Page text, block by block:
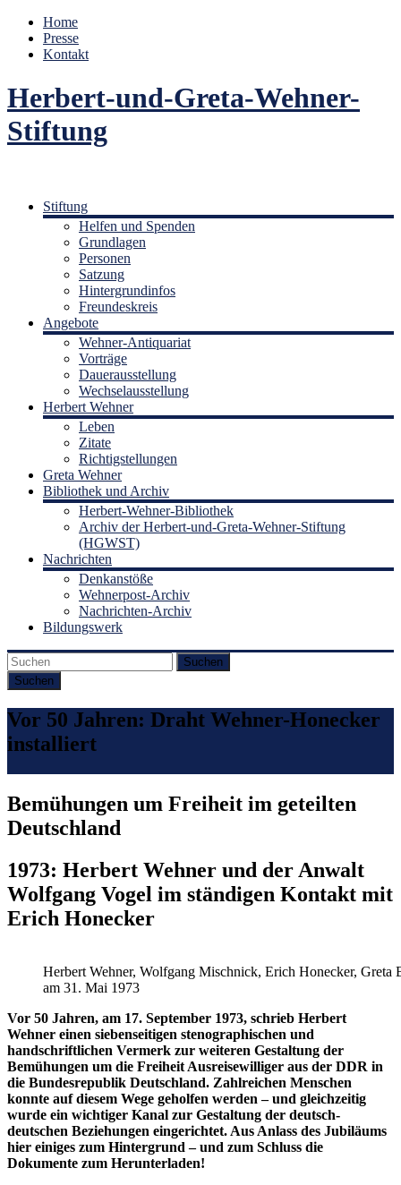
Home
Presse
Kontakt
Herbert-und-Greta-Wehner-
Stiftung
Stiftung
Helfen und Spenden
Grundlagen
Personen
Satzung
Hintergrundinfos
Freundeskreis
Angebote
Wehner-Antiquariat
Vorträge
Dauerausstellung
Wechselausstellung
Herbert Wehner
Leben
Zitate
Richtigstellungen
Greta Wehner
Bibliothek und Archiv
Herbert-Wehner-Bibliothek
Archiv der Herbert-und-Greta-Wehner-Stiftung
(HGWST)
Nachrichten
Denkanstöße
Wehnerpost-Archiv
Nachrichten-Archiv
Bildungswerk
Suchen
Vor 50 Jahren: Draht Wehner-Honecker
installiert
Bemühungen um Freiheit im geteilten
Deutschland
1973: Herbert Wehner und der Anwalt
Wolfgang Vogel im ständigen Kontakt mit
Erich Honecker
Herbert Wehner, Wolfgang Mischnick, Erich Honecker, Greta
am 31. Mai 1973
Vor 50 Jahren, am 17. September 1973, schrieb Herbert
Wehner einen siebenseitigen stenographischen und
handschriftlichen Vermerk zur weiteren Gestaltung der
Bemühungen um die Freiheit Ausreisewilliger aus der DDR in
die Bundesrepublik Deutschland. Zahlreichen Menschen
konnte auf diesem Wege geholfen werden – und gleichzeitig
wurde ein wichtiger Kanal zur Gestaltung der deutsch-
deutschen Beziehungen eingerichtet. Aus Anlass des Jubiläums
hier einiges zum Hintergrund – und zum Schluss die
Dokumente zum Herunterladen!